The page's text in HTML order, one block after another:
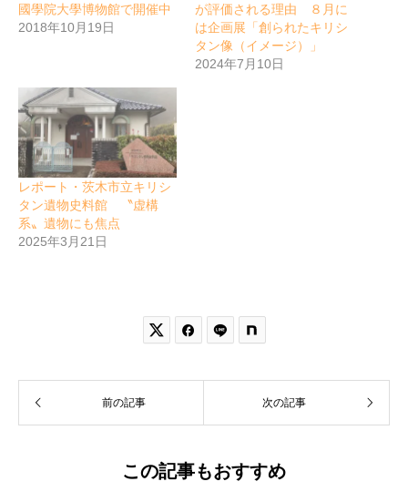
國學院大學博物館で開催中
2018年10月19日
が評価される理由 ８月に
は企画展「創られたキリシ
タン像（イメージ）」
2024年7月10日
レポート・茨木市立キリシ
タン遺物史料館 〝虚構
系〟遺物にも焦点
2025年3月21日
 
前の記事 次の記事
この記事もおすすめ